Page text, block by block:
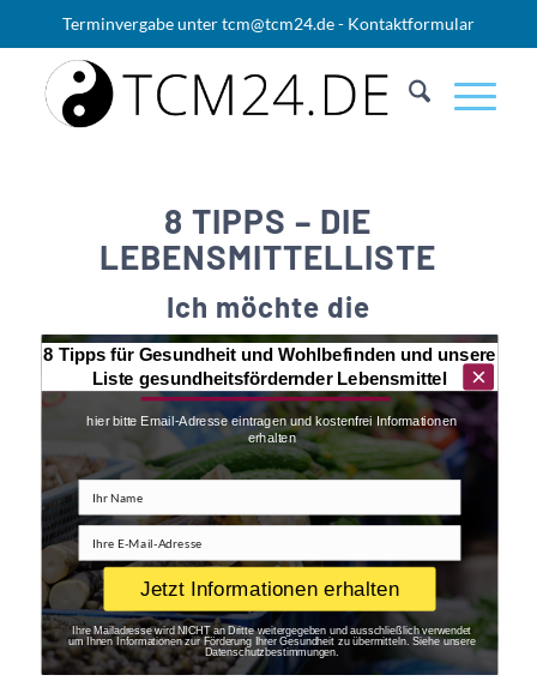
Terminvergabe untertcm@tcm24.de- Kontaktformular
8 TIPPS – DIE
LEBENSMITTELLISTE
Ich möchte die
8 Tipps für Gesundheit und Wohlbefinden und unsere
Liste gesundheitsfördernder Lebensmittel
hier bitte Email-Adresse eintragen und kostenfrei Informationen
erhalten
Ihre Mailadresse wird NICHT an Dritte weitergegeben und ausschließlich verwendet
um Ihnen Informationen zur Förderung Ihrer Gesundheit zu übermitteln. Siehe unsere
Datenschutzbestimmungen.
Jetzt Informationen erhalten
×